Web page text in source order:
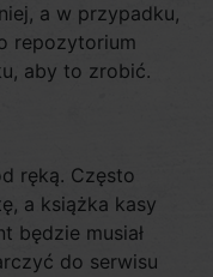
a w przypadku,
repozytorium
aby to zrobić.
ręką. Często
a książka kasy
będzie musiał
do serwisu